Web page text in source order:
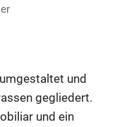
und
gegliedert.
und ein